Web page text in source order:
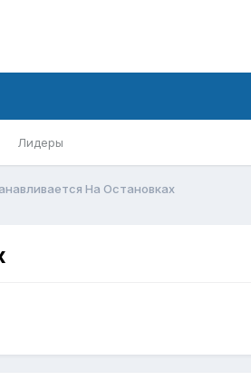
Лидеры
На Остановках